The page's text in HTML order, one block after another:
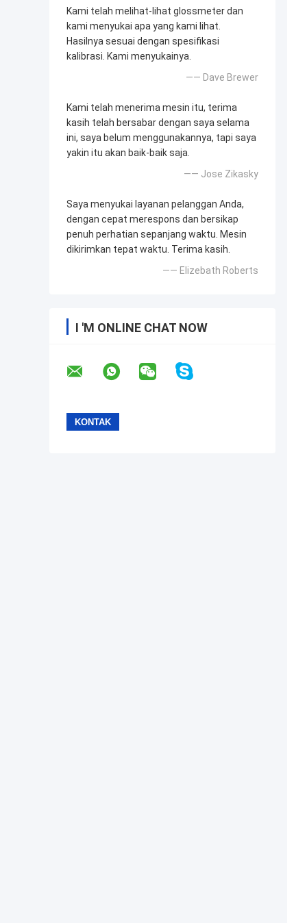
Kami telah melihat-lihat glossmeter dan
kami menyukai apa yang kami lihat.
Hasilnya sesuai dengan spesifikasi
kalibrasi. Kami menyukainya.
—— Dave Brewer
Kami telah menerima mesin itu, terima
kasih telah bersabar dengan saya selama
ini, saya belum menggunakannya, tapi saya
yakin itu akan baik-baik saja.
—— Jose Zikasky
Saya menyukai layanan pelanggan Anda,
dengan cepat merespons dan bersikap
penuh perhatian sepanjang waktu. Mesin
dikirimkan tepat waktu. Terima kasih.
—— Elizebath Roberts
I 'M ONLINE CHAT NOW